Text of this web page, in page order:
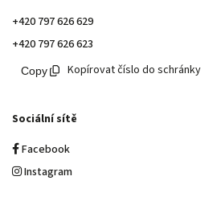
+420 797 626 629
+420 797 626 623
Kopírovat číslo do schránky
Sociální sítě
Facebook
Instagram